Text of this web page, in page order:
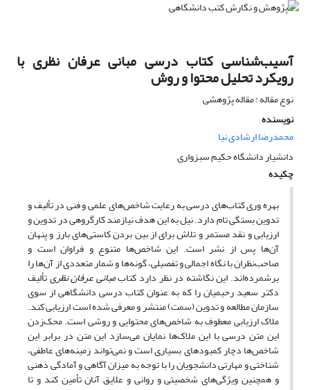
آسیب‌شناسی کتاب درسی مبانی عرفان نظری با
رویکرد تحلیل محتوا و روش
نوع مقاله : مقاله پژوهشی
نویسنده
محمدرضا ارشادی نیا
دانشیار دانشگاه حکیم سبزواری
چکیده
بهره‌ وری کتاب‌های درسی به رعایت شاخص‌های علمی و فنی در تألیف و
تدوین بستگی تام دارد. نیل به این هدف نیازمند کارگروهی در تدوین و
ارزیابی و نقد مستمر و تلاش برای از بین بردن کاستی‌های بارز و پنهان
آن‌ها پس از نشر است. این شاخص‌ها متنوع و فراوان است و
صاحب‌نظران با نگاه اجمالی و تفصیلی، گونه‌ها و شمار متعددی از آن‌ها را
برشمرده‌اند. این نگاشته در نظر دارد کتابمبانی عرفان نظریتألیف
دکتر سعید رحیمیان را که به عنوان کتاب درسی دانشگاهی از سوی
سازمان مطالعه و تدوین (سمت) منتشر و معرفی شده است ارزیابی کند.
ملاک ارزیابی معطوف به شاخص‌های محتوایی و روشی است. محک‌زدن
این متن درسی با این ملاک‌ها نمایان می‌سازد این متن در برابر این
شاخص‌ها دچار کمبودهای بسیاری است و نمی‌تواند زمینه‌های عاطفی،
شناختی و مهارتی دانشجویان را با توجه به میزان آگاهی و آمادگی ذهنی
و همچنین ویژگی‌های شخصیتی و روانی و علایق آنان تأمین کند و تا